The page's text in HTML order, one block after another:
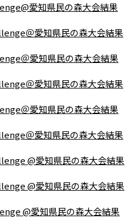
愛知県民の森大会結果
＠愛知県民の森大会結果
＠愛知県民の森大会結果
＠愛知県民の森大会結果
＠愛知県民の森大会結果
＠愛知県民の森大会結果
@愛知県民の森大会結果
@愛知県民の森大会結果
@愛知県民の森大会結果